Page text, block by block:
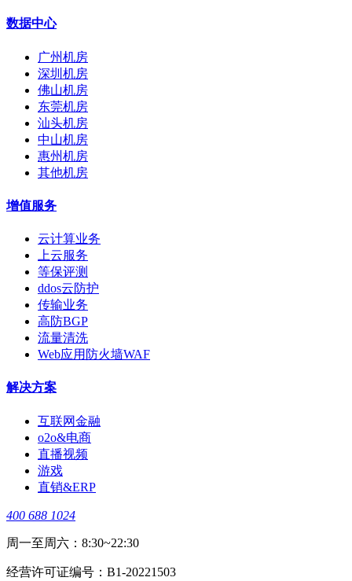
数据中心
广州机房
深圳机房
佛山机房
东莞机房
汕头机房
中山机房
惠州机房
其他机房
增值服务
云计算业务
上云服务
等保评测
ddos云防护
传输业务
高防BGP
流量清洗
Web应用防火墙WAF
解决方案
互联网金融
o2o&电商
直播视频
游戏
直销&ERP
400 688 1024
周一至周六：8:30~22:30
经营许可证编号：B1-20221503